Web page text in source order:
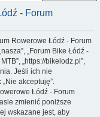
- Forum
Rowerowe Łódź - Forum
„Forum Bike Łódź -
„https://bikelodz.pl”,
Jeśli ich nie
akceptuję”.
Łódź - Forum
zmienić poniższe
wskazane jest, aby